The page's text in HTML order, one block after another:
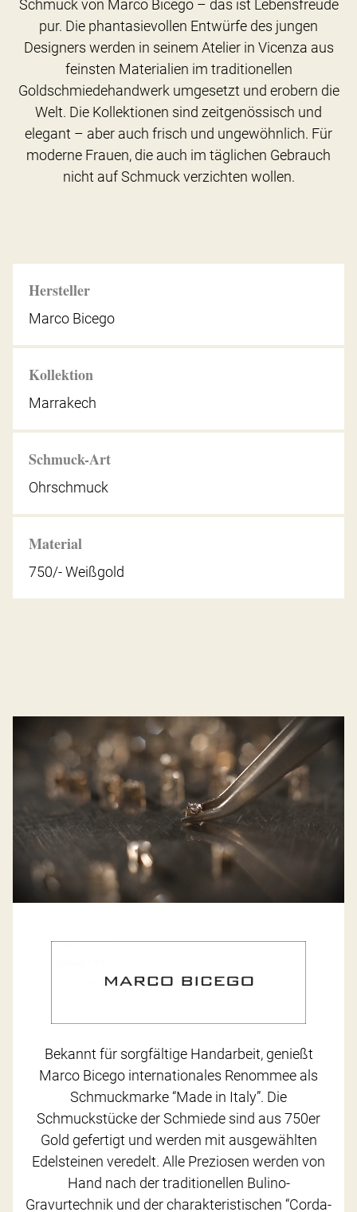
Hersteller
Marco Bicego
Kollektion
Marrakech
Schmuck-Art
Ohrschmuck
Material
750/- Weißgold
Schmuck von Marco Bicego – das ist Lebensfreude
pur. Die phantasievollen Entwürfe des jungen
Designers werden in seinem Atelier in Vicenza aus
feinsten Materialien im traditionellen
Goldschmiedehandwerk umgesetzt und erobern die
Welt. Die Kollektionen sind zeitgenössisch und
elegant – aber auch frisch und ungewöhnlich. Für
moderne Frauen, die auch im täglichen Gebrauch
nicht auf Schmuck verzichten wollen.
Bekannt für sorgfältige Handarbeit, genießt
Marco Bicego internationales Renommee als
Schmuckmarke “Made in Italy”. Die
Schmuckstücke der Schmiede sind aus 750er
Gold gefertigt und werden mit ausgewählten
Edelsteinen veredelt. Alle Preziosen werden von
Hand nach der traditionellen Bulino-
Gravurtechnik und der charakteristischen “Corda-